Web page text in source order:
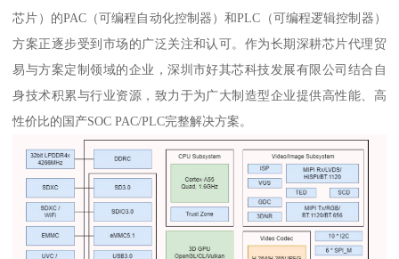
芯片）的PAC（可编程自动化控制器）和PLC（可编程逻辑控制器）
方案正逐步受到市场的广泛关注和认可。作为长期深耕芯片代理贸
易与方案定制领域的企业，深圳市好其芯科技发展有限公司结合自
身技术积累与行业资源，致力于为广大制造型企业提供高性能、高
性价比的国产SOC PAC/PLC完整解决方案。